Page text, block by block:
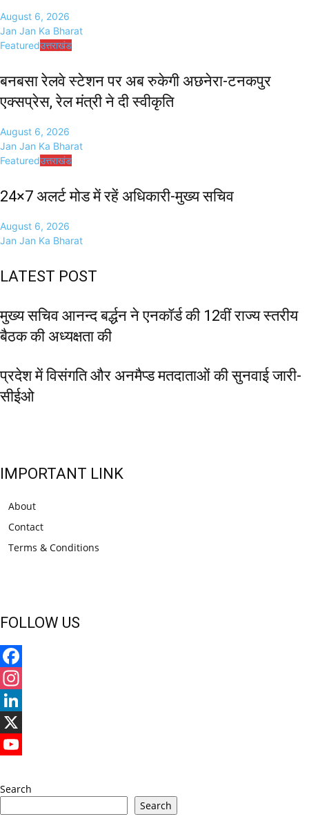
August 6, 2026
Jan Jan Ka Bharat
Featuredउत्तराखंड
बनबसा रेलवे स्टेशन पर अब रुकेगी अछनेरा-टनकपुर
एक्सप्रेस, रेल मंत्री ने दी स्वीकृति
August 6, 2026
Jan Jan Ka Bharat
Featuredउत्तराखंड
24×7 अलर्ट मोड में रहें अधिकारी-मुख्य सचिव
August 6, 2026
Jan Jan Ka Bharat
LATEST POST
मुख्य सचिव आनन्द बर्द्धन ने एनकॉर्ड की 12वीं राज्य स्तरीय
बैठक की अध्यक्षता की
प्रदेश में विसंगति और अनमैप्ड मतदाताओं की सुनवाई जारी-
सीईओ
IMPORTANT LINK
About
Contact
Terms & Conditions
FOLLOW US
Facebook
Instagram
LinkedIn
X
Search
Search